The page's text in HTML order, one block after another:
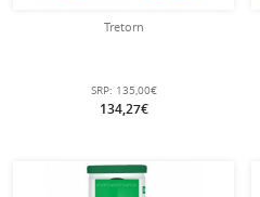
Tretorn
SRP: 135,00€
134,27€